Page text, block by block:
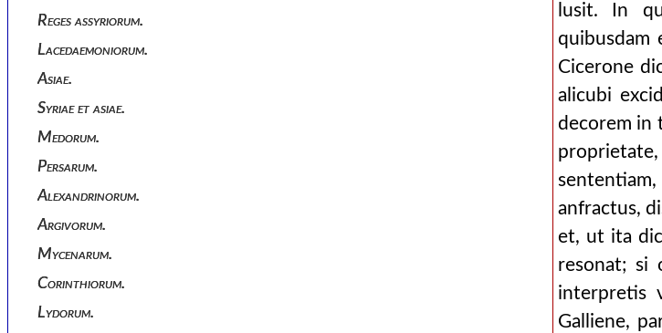
Reges assyriorum.
Lacedaemoniorum.
Asiae.
Syriae et asiae.
Medorum.
Persarum.
Alexandrinorum.
Argivorum.
Mycenarum.
Corinthiorum.
Lydorum.
lusit. In
Cicerone
alicubi
decorem in
anfractus,
et, ut ita
resonat; si
interpretis
Galliene,